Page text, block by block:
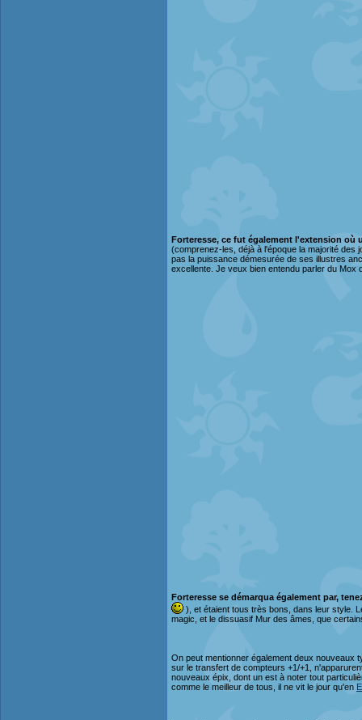
Forteresse, ce fut également l'extension où
(comprenez-les, déjà à l'époque la majorité des
pas la puissance démesurée de ses illustres
excellente. Je veux bien entendu parler du Mox
Forteresse se démarqua également par,
), et étaient tous très bons, dans leur style.
magic, et le dissuasif Mur des âmes, que
On peut mentionner également deux nouveaux
sur le transfert de compteurs +1/+1,
nouveaux épix, dont un est à noter tout
comme le meilleur de tous, il ne vit le jour qu'en